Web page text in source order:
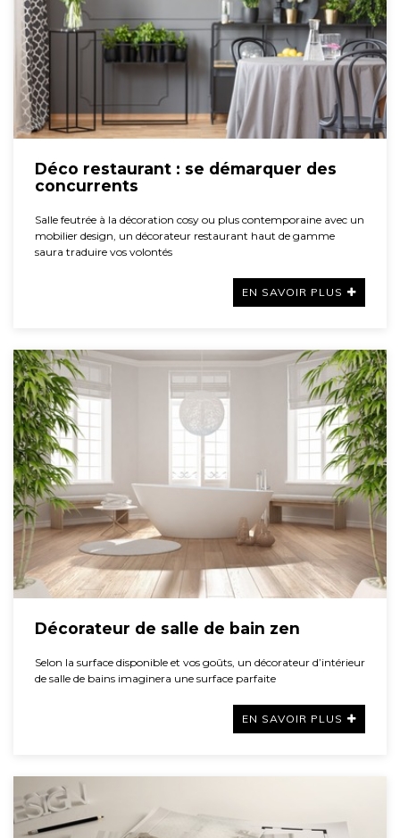
Déco restaurant : se démarquer des
concurrents
Salle feutrée à la décoration cosy ou plus contemporaine avec un
mobilier design, un décorateur restaurant haut de gamme
saura traduire vos volontés
EN SAVOIR PLUS
Décorateur de salle de bain zen
Selon la surface disponible et vos goûts, un décorateur d’intérieur
de salle de bains imaginera une surface parfaite
EN SAVOIR PLUS